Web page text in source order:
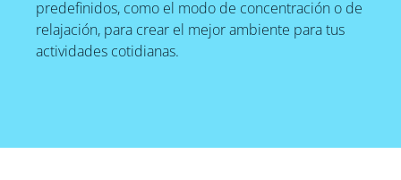
predefinidos, como el modo de concentración o de
relajación, para crear el mejor ambiente para tus
actividades cotidianas.